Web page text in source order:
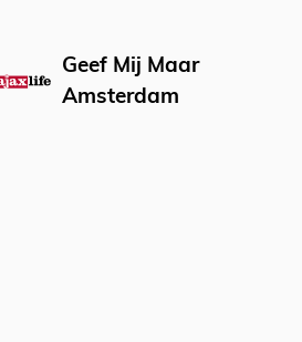
Geef Mij Maar
Amsterdam